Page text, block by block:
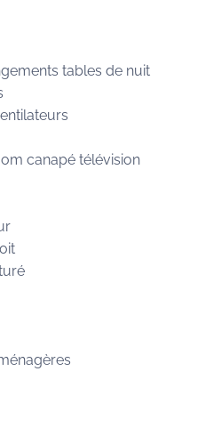
tables de nuit
canapé télévision